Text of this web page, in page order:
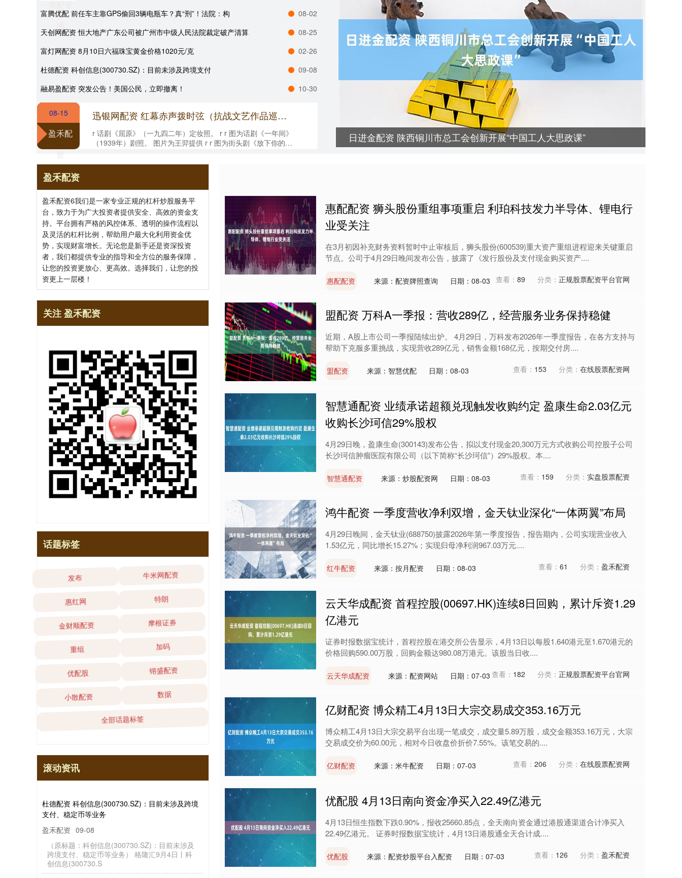
富腾优配 前任车主靠GPS偷回3辆电瓶车？真“刑”！法院：构
08-02
天创网配资 恒大地产广东公司被广州市中级人民法院裁定破产清算
08-25
富灯网配资 8月10日六福珠宝黄金价格1020元/克
02-26
杜德配资 科创信息(300730.SZ)：目前未涉及跨境支付
09-08
融易盈配资 突发公告！美国公民，立即撤离！
10-30
08-15
盈禾配
资
迅银网配资 红幕赤声拨时弦（抗战文艺作品巡礼）
r 话剧《屈原》（一九四二年）定妆照。 r r 图为话剧《一年间》
（1939年）剧照。 图片为王羿提供 r r 图为街头剧《放下你的鞭
日进金配资 陕西铜川市总工会创新开展“中国工人大思政课”
惠配配资 狮头股份重组事项重启 利珀科技发力半导体、锂电行
业受关注
在3月初因补充财务资料暂时中止审核后，狮头股份(600539)重大资产重组进程迎来关键重启
节点。公司于4月29日晚间发布公告，披露了《发行股份及支付现金购买资产....
惠配配资 来源：配资牌照查询 日期：08-03 查看： 89 分类： 正规股票配资平台官网
盟配资 万科A一季报：营收289亿，经营服务业务保持稳健
近期，A股上市公司一季报陆续出炉。 4月29日，万科发布2026年一季度报告，在各方支持与
帮助下克服多重挑战，实现营收289亿元，销售金额168亿元，按期交付房....
盟配资 来源：智慧优配 日期：08-03 查看： 153 分类： 在线股票配资网
智慧通配资 业绩承诺超额兑现触发收购约定 盈康生命2.03亿元
收购长沙珂信29%股权
4月29日晚，盈康生命(300143)发布公告，拟以支付现金20,300万元方式收购公司控股子公司
长沙珂信肿瘤医院有限公司（以下简称“长沙珂信”）29%股权。本....
智慧通配资 来源：炒股配资网 日期：08-03 查看： 159 分类： 实盘股票配资
鸿牛配资 一季度营收净利双增，金天钛业深化“一体两翼”布局
4月29日晚间，金天钛业(688750)披露2026年第一季度报告，报告期内，公司实现营业收入
1.53亿元，同比增长15.27%；实现归母净利润967.03万元....
红牛配资 来源：按月配资 日期：08-03 查看： 61 分类： 盈禾配资
云天华成配资 首程控股(00697.HK)连续8日回购，累计斥资1.29
亿港元
证券时报数据宝统计，首程控股在港交所公告显示，4月13日以每股1.640港元至1.670港元的
价格回购590.00万股，回购金额达980.08万港元。该股当日收....
云天华成配资 来源：配资网站 日期：07-03 查看： 182 分类： 正规股票配资平台官网
亿财配资 博众精工4月13日大宗交易成交353.16万元
博众精工4月13日大宗交易平台出现一笔成交，成交量5.89万股，成交金额353.16万元，大宗
交易成交价为60.00元，相对今日收盘价折价7.55%。该笔交易的....
亿财配资 来源：米牛配资 日期：07-03 查看： 206 分类： 在线股票配资网
优配股 4月13日南向资金净买入22.49亿港元
4月13日恒生指数下跌0.90%，报收25660.85点，全天南向资金通过港股通渠道合计净买入
22.49亿港元。 证券时报数据宝统计，4月13日港股通全天合计成....
优配股 来源：配资炒股平台入配资 日期：07-03 查看： 126 分类： 盈禾配资
盈禾配资
盈禾配资6我们是一家专业正规的杠杆炒股服务平
台，致力于为广大投资者提供安全、高效的资金支
持。平台拥有严格的风控体系、透明的操作流程以
及灵活的杠杆比例，帮助用户最大化利用资金优
势，实现财富增长。无论您是新手还是资深投资
者，我们都提供专业的指导和全方位的服务保障，
让您的投资更放心、更高效。选择我们，让您的投
资更上一层楼！
关注 盈禾配资
话题标签
发布 牛米网配资
惠红网 特朗
金财顺配资 摩根证券
重组 加码
优配股 镕盛配资
小散配资 数据
全部话题标签
滚动资讯
杜德配资 科创信息(300730.SZ)：目前未涉及跨境
支付、稳定币等业务
盈禾配资 09-08
（原标题：科创信息(300730.SZ)：目前未涉及
跨境支付、稳定币等业务） 格隆汇9月4日丨科
创信息(300730.S